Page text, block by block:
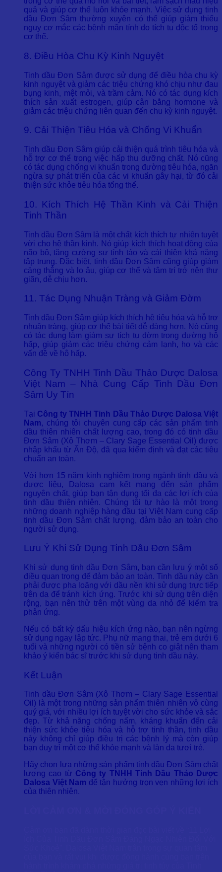
quả và giúp cơ thể luôn khỏe mạnh. Việc sử dụng tinh
dầu Đơn Sâm thường xuyên có thể giúp giảm thiểu
nguy cơ mắc các bệnh mãn tính do tích tụ độc tố trong
cơ thể.
8. Điều Hòa Chu Kỳ Kinh Nguyệt
Tinh dầu Đơn Sâm được sử dụng để điều hòa chu kỳ
kinh nguyệt và giảm các triệu chứng khó chịu như đau
bụng kinh, mệt mỏi, và trầm cảm. Nó có tác dụng kích
thích sản xuất estrogen, giúp cân bằng hormone và
giảm các triệu chứng liên quan đến chu kỳ kinh nguyệt.
9. Cải Thiện Tiêu Hóa và Chống Vi Khuẩn
Tinh dầu Đơn Sâm giúp cải thiện quá trình tiêu hóa và
hỗ trợ cơ thể trong việc hấp thu dưỡng chất. Nó cũng
có tác dụng chống vi khuẩn trong đường tiêu hóa, ngăn
ngừa sự phát triển của các vi khuẩn gây hại, từ đó cải
thiện sức khỏe tiêu hóa tổng thể.
10. Kích Thích Hệ Thần Kinh và Cải Thiện
Tinh Thần
Tinh dầu Đơn Sâm là một chất kích thích tự nhiên tuyệt
vời cho hệ thần kinh. Nó giúp kích thích hoạt động của
não bộ, tăng cường sự tỉnh táo và cải thiện khả năng
tập trung. Đặc biệt, tinh dầu Đơn Sâm cũng giúp giảm
căng thẳng và lo âu, giúp cơ thể và tâm trí trở nên thư
giãn, dễ chịu hơn.
11. Tác Dụng Nhuận Tràng và Giảm Đờm
Tinh dầu Đơn Sâm giúp kích thích hệ tiêu hóa và hỗ trợ
nhuận tràng, giúp cơ thể bài tiết dễ dàng hơn. Nó cũng
có tác dụng làm giảm sự tích tụ đờm trong đường hô
hấp, giúp giảm các triệu chứng cảm lạnh, ho và các
vấn đề về hô hấp.
Công Ty TNHH Tinh Dầu Thảo Dược Dalosa
Việt Nam – Nhà Cung Cấp Tinh Dầu Đơn
Sâm Uy Tín
Tại Công ty TNHH Tinh Dầu Thảo Dược Dalosa Việt
Nam, chúng tôi chuyên cung cấp các sản phẩm tinh
dầu thiên nhiên chất lượng cao, trong đó có tinh dầu
Đơn Sâm (Xô Thơm – Clary Sage Essential Oil) được
nhập khẩu từ Ấn Độ, đã qua kiểm định và đạt các tiêu
chuẩn an toàn.
Với hơn 15 năm kinh nghiệm trong ngành tinh dầu và
dược liệu, Dalosa cam kết mang đến sản phẩm
nguyên chất, giúp bạn tận dụng tối đa các lợi ích của
tinh dầu thiên nhiên. Chúng tôi tự hào là một trong
những doanh nghiệp hàng đầu tại Việt Nam cung cấp
tinh dầu Đơn Sâm chất lượng, đảm bảo an toàn cho
người sử dụng.
Lưu Ý Khi Sử Dụng Tinh Dầu Đơn Sâm
Khi sử dụng tinh dầu Đơn Sâm, bạn cần lưu ý một số
điều quan trọng để đảm bảo an toàn. Tinh dầu này cần
phải được pha loãng với dầu nền khi sử dụng trực tiếp
trên da để tránh kích ứng. Trước khi sử dụng trên diện
rộng, bạn nên thử trên một vùng da nhỏ để kiểm tra
phản ứng.
Nếu có bất kỳ dấu hiệu kích ứng nào, bạn nên ngừng
sử dụng ngay lập tức. Phụ nữ mang thai, trẻ em dưới 6
tuổi và những người có tiền sử bệnh co giật nên tham
khảo ý kiến bác sĩ trước khi sử dụng tinh dầu này.
Kết Luận
Tinh dầu Đơn Sâm (Xô Thơm – Clary Sage Essential
Oil) là một trong những sản phẩm thiên nhiên vô cùng
quý giá, với nhiều lợi ích tuyệt vời cho sức khỏe và sắc
đẹp. Từ khả năng chống nấm, kháng khuẩn đến cải
thiện sức khỏe tiêu hóa và hỗ trợ tinh thần, tinh dầu
này không chỉ giúp điều trị các bệnh lý mà còn giúp
bạn duy trì một cơ thể khỏe mạnh và làn da tươi trẻ.
Hãy chọn lựa những sản phẩm tinh dầu Đơn Sâm chất
lượng cao từ Công ty TNHH Tinh Dầu Thảo Dược
Dalosa Việt Nam để tận hưởng trọn vẹn những lợi ích
của thiên nhiên.